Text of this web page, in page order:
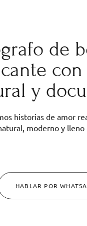
de
y
historias de amor
moderno y lleno
HABLAR POR